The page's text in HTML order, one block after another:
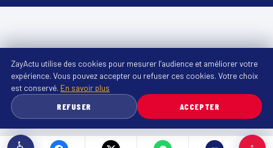
ZayActu utilise des cookies pour mesurer l’audience et améliorer votre
expérience. Vous pouvez accepter ou refuser ces cookies. Votre choix
est conservé. En savoir plus
REFUSER
ACCEPTER